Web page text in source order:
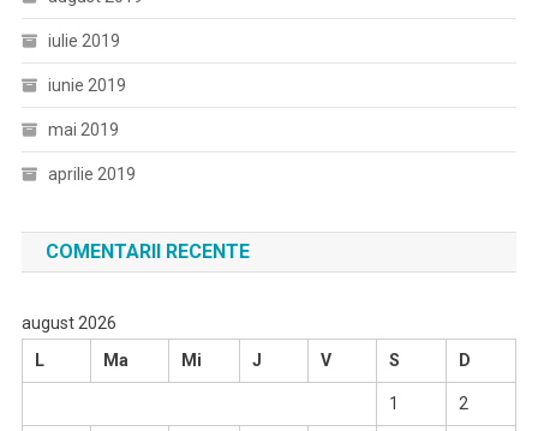
iulie 2019
iunie 2019
mai 2019
aprilie 2019
COMENTARII RECENTE
august 2026
L
Ma Mi J V S D
1 2